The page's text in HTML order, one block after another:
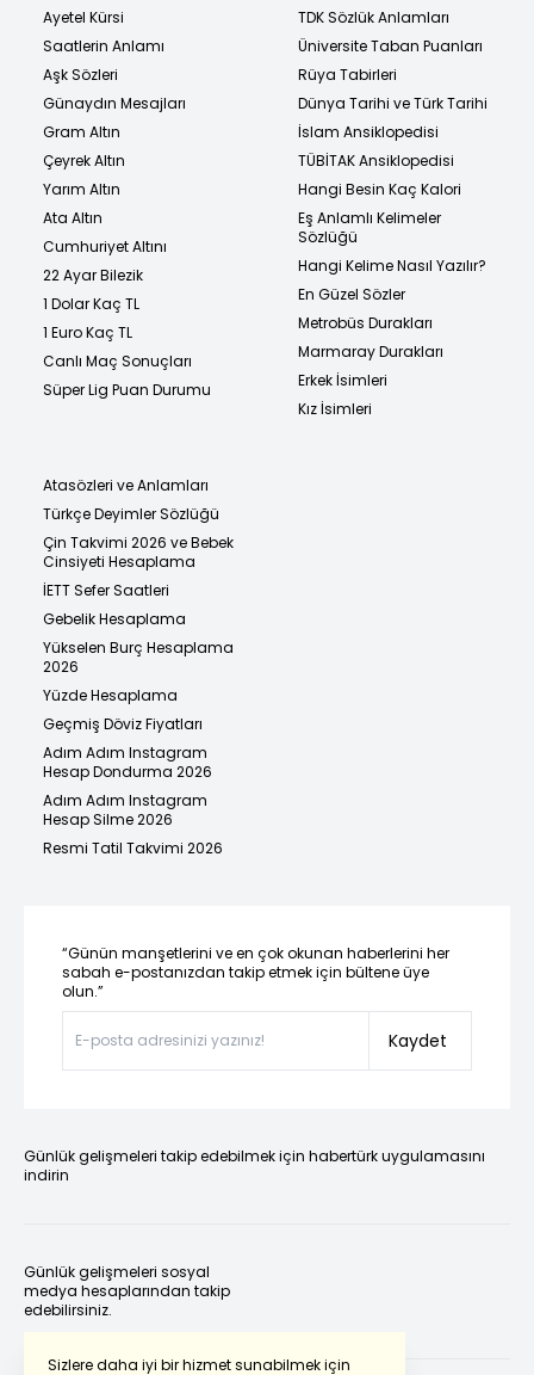
Sizlere daha iyi bir hizmet sunabilmek için
Ayetel Kürsi
Saatlerin Anlamı
Aşk Sözleri
Günaydın Mesajları
Gram Altın
Çeyrek Altın
Yarım Altın
Ata Altın
Cumhuriyet Altını
22 Ayar Bilezik
1 Dolar Kaç TL
1 Euro Kaç TL
Canlı Maç Sonuçları
Süper Lig Puan Durumu
TDK Sözlük Anlamları
Üniversite Taban Puanları
Rüya Tabirleri
Dünya Tarihi ve Türk Tarihi
İslam Ansiklopedisi
TÜBİTAK Ansiklopedisi
Hangi Besin Kaç Kalori
Eş Anlamlı Kelimeler
Sözlüğü
Hangi Kelime Nasıl Yazılır?
En Güzel Sözler
Metrobüs Durakları
Marmaray Durakları
Erkek İsimleri
Kız İsimleri
Atasözleri ve Anlamları
Türkçe Deyimler Sözlüğü
Çin Takvimi 2026 ve Bebek
Cinsiyeti Hesaplama
İETT Sefer Saatleri
Gebelik Hesaplama
Yükselen Burç Hesaplama
2026
Yüzde Hesaplama
Geçmiş Döviz Fiyatları
Adım Adım Instagram
Hesap Dondurma 2026
Adım Adım Instagram
Hesap Silme 2026
Resmi Tatil Takvimi 2026
“Günün manşetlerini ve en çok okunan haberlerini her
sabah e-postanızdan takip etmek için bültene üye
olun.”
Kaydet
Günlük gelişmeleri takip edebilmek için habertürk uygulamasını
indirin
Günlük gelişmeleri sosyal
medya hesaplarından takip
edebilirsiniz.